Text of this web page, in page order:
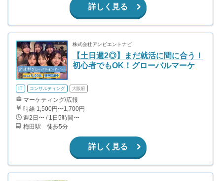
詳しく見る
株式会社アンビエントナビ
【土日週2◎】まだ就活に間に合う！
初心者でもOK！グローバルマーケ
IT コンサルティング 大阪府
マーケティング/広報
時給 1,500円〜1,700円
週2日〜 / 1日5時間〜
梅田駅 徒歩5分
詳しく見る